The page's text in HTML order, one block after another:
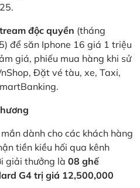
độc quyền (tháng
để săn Iphone 16 giá 1 triệu
giá, phiếu mua hàng khi sử
Đặt vé tàu, xe, Taxi,
dành cho các khách hàng
tiền kiều hối qua kênh
giải thưởng là 08 ghế
G4 trị giá 12,500,000